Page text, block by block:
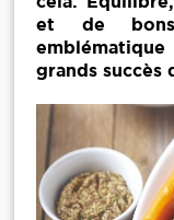
et de
grands succès